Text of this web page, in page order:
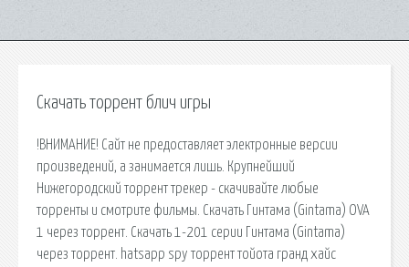
Скачать торрент блич игры
!ВНИМАНИЕ! Сайт не предоставляет электронные версии
произведений, а занимается лишь. Крупнейший
Нижегородский торрент трекер - скачивайте любые
торренты и смотрите фильмы. Скачать Гинтама (Gintama) OVA
1 через торрент. Скачать 1-201 серии Гинтама (Gintama)
через торрент. hatsapp spy торрент тойота гранд хайс